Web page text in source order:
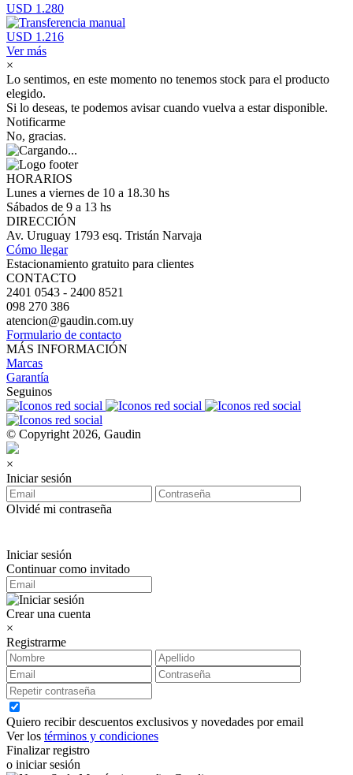
USD 1.280
USD 1.216
Ver más
×
Lo sentimos, en este momento no tenemos stock para el producto
elegido.
Si lo deseas, te podemos avisar cuando vuelva a estar disponible.
Notificarme
No, gracias.
HORARIOS
Lunes a viernes de 10 a 18.30 hs
Sábados de 9 a 13 hs
DIRECCIÓN
Av. Uruguay 1793 esq. Tristán Narvaja
Cómo llegar
Estacionamiento gratuito para clientes
CONTACTO
2401 0543 - 2400 8521
098 270 386
atencion@gaudin.com.uy
Formulario de contacto
MÁS INFORMACIÓN
Marcas
Garantía
Seguinos
© Copyright 2026, Gaudin
×
Iniciar sesión
Olvidé mi contraseña
Iniciar sesión
Continuar como invitado
Crear una cuenta
×
Registrarme
Quiero recibir descuentos exclusivos y novedades por email
Ver los términos y condiciones
Finalizar registro
o iniciar sesión